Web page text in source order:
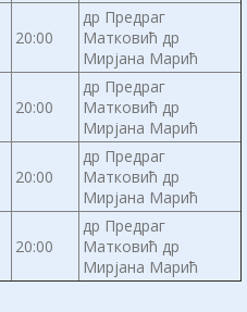
20:00
др Предраг
Матковић др
Мирјана Марић
20:00
др Предраг
Матковић др
Мирјана Марић
20:00
др Предраг
Матковић др
Мирјана Марић
20:00
др Предраг
Матковић др
Мирјана Марић